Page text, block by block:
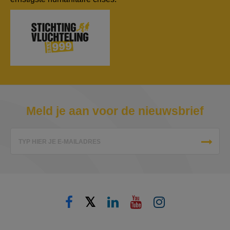
Meld je aan voor de nieuwsbrief
TYP HIER JE E-MAILADRES
𝕏